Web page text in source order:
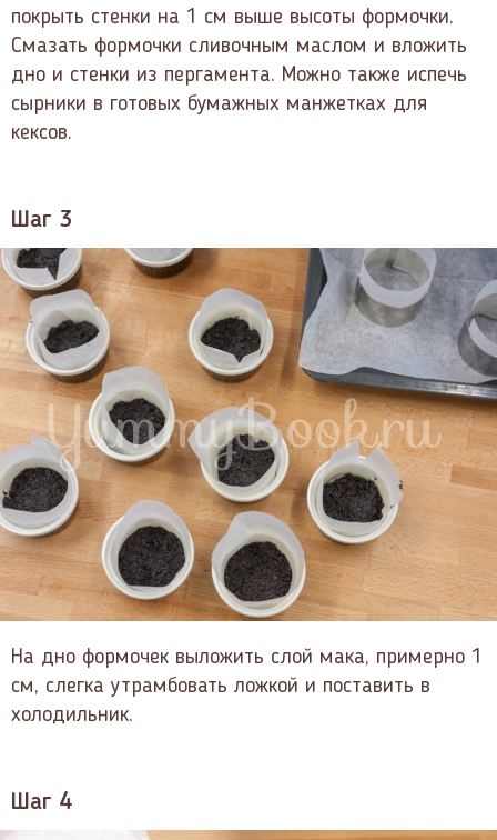
покрыть стенки на 1 см выше высоты формочки.
Смазать формочки сливочным маслом и вложить
дно и стенки из пергамента. Можно также испечь
сырники в готовых бумажных манжетках для
кексов.
Шаг 3
На дно формочек выложить слой мака, примерно 1
см, слегка утрамбовать ложкой и поставить в
холодильник.
Шаг 4